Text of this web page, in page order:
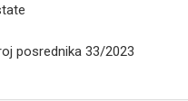
posrednika 33/2023